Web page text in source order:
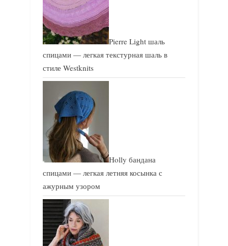
Pierre Light шаль
спицами — легкая текстурная шаль в
стиле Westknits
Holly бандана
спицами — легкая летняя косынка с
ажурным узором